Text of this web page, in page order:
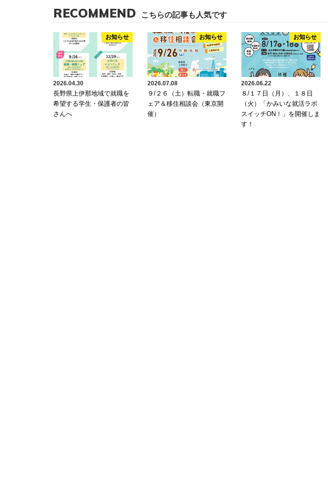
RECOMMEND こちらの記事も人気です
お知らせ
2026.04.30
長野県上伊那地域で就職を
希望する学生・保護者の皆
さんへ
お知らせ
2026.07.08
９/２６（土）転職・就職フ
ェア＆移住相談会（東京開
催）
お知らせ
2026.06.22
８/１７日（月）、１８日
（火）「かみいな就活ラボ
スイッチON！」を開催しま
す！